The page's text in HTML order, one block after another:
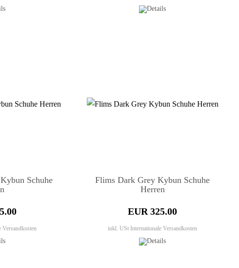
Schuhe
Versandkosten
Flims Dark Grey Kybun Schuhe
Herren
EUR 325.00
inkl. USt Internationale Versandkosten